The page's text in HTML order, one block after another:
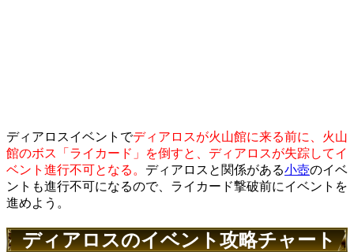
ディアロスイベントでディアロスが火山館に来る前に、火山
館のボス「ライカード」を倒すと、ディアロスが失踪してイ
ベント進行不可となる。 ディアロスと関係がある小壺のイベ
ントも進行不可になるので、ライカード撃破前にイベントを
進めよう。
ディアロスのイベント攻略チャート